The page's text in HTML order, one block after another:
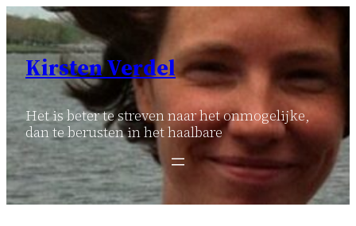
Ga
naar
inhoud
Kirsten Verdel
Het is beter te streven naar het onmogelijke,
dan te berusten in het haalbare